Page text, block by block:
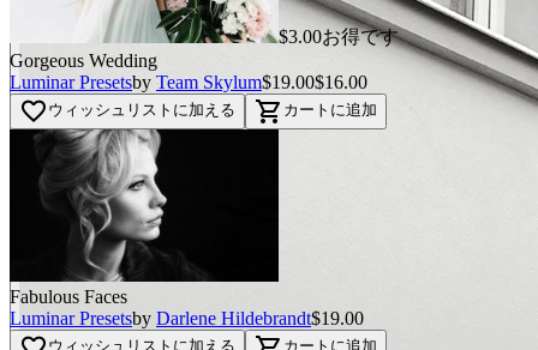
$3.00お得です
Gorgeous Wedding
Luminar Presetsby Team Skylum$19.00$16.00
favorite_border ウィッシュリストに加える shopping_cart カートに追加
Fabulous Faces
Luminar Presetsby Darlene Hildebrandt$19.00
ウィッシュリストに加える カートに追加